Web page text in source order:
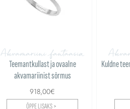
Akvamariini fantaasia
Teemantkullast ja ovaalne
akvamariinist sõrmus
918,00€
ÕPPE LISAKS >
Kuldne